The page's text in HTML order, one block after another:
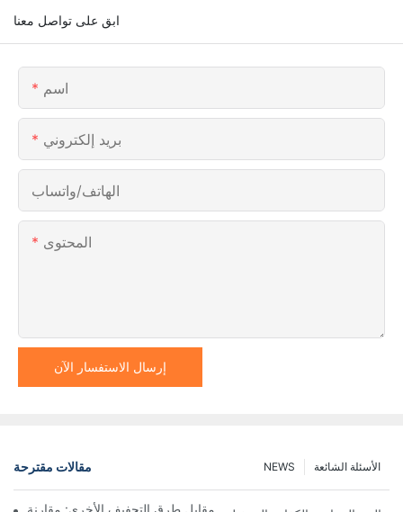
ابق على تواصل معنا
اسم
بريد إلكتروني
الهاتف/واتساب
المحتوى
إرسال الاستفسار الآن
مقالات مقترحة الأسئلة الشائعة NEWS